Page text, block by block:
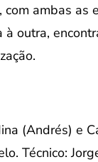
ambas
outra,
(Andrés) e
Técnico: